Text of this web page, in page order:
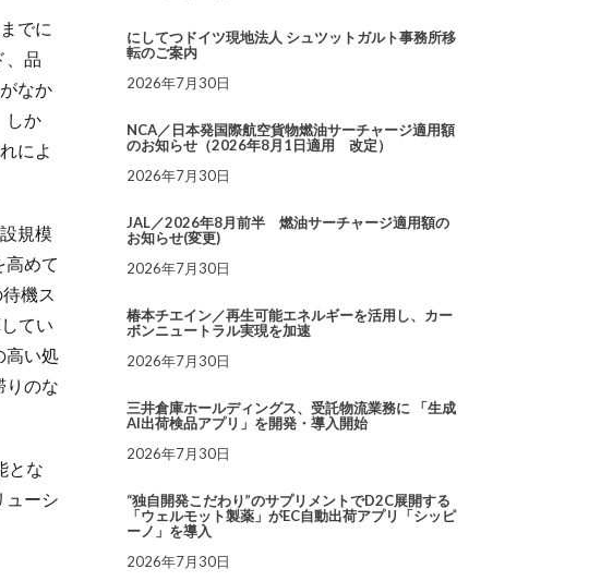
でに
、品
なか
しか
によ
規模
高めて
機ス
てい
高い処
りのな
とな
ューシ
にしてつドイツ現地法人 シュツットガルト事務所移
転のご案内
2026年7月30日
NCA／日本発国際航空貨物燃油サーチャージ適用額
のお知らせ（2026年8月1日適用 改定）
2026年7月30日
JAL／2026年8月前半 燃油サーチャージ適用額の
お知らせ(変更)
2026年7月30日
椿本チエイン／再生可能エネルギーを活用し、カー
ボンニュートラル実現を加速
2026年7月30日
三井倉庫ホールディングス、受託物流業務に 「生成
AI出荷検品アプリ」を開発・導入開始
2026年7月30日
“独自開発こだわり”のサプリメントでD2C展開する
「ウェルモット製薬」がEC自動出荷アプリ「シッピ
ーノ」を導入
2026年7月30日